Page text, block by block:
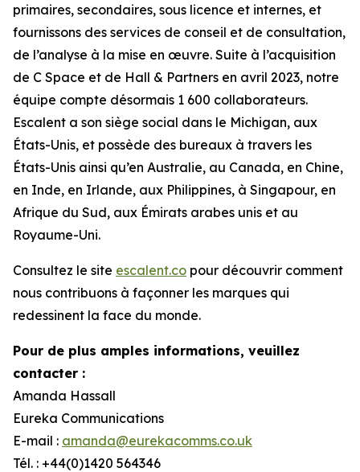
primaires, secondaires, sous licence et internes, et
fournissons des services de conseil et de consultation,
de l’analyse à la mise en œuvre. Suite à l’acquisition
de C Space et de Hall & Partners en avril 2023, notre
équipe compte désormais 1 600 collaborateurs.
Escalent a son siège social dans le Michigan, aux
États-Unis, et possède des bureaux à travers les
États-Unis ainsi qu’en Australie, au Canada, en Chine,
en Inde, en Irlande, aux Philippines, à Singapour, en
Afrique du Sud, aux Émirats arabes unis et au
Royaume-Uni.
Consultez le site escalent.co pour découvrir comment
nous contribuons à façonner les marques qui
redessinent la face du monde.
Pour de plus amples informations, veuillez
contacter :
Amanda Hassall
Eureka Communications
E-mail : amanda@eurekacomms.co.uk
Tél. : +44(0)1420 564346